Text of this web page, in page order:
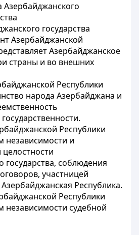
Азербайджанского
государства
Азербайджанской
Азербайджанское
страны и во внешних
Республики
народа Азербайджана и
Республики
независимости и
государства, соблюдения
участницей
Республика.
Республики
независимости судебной